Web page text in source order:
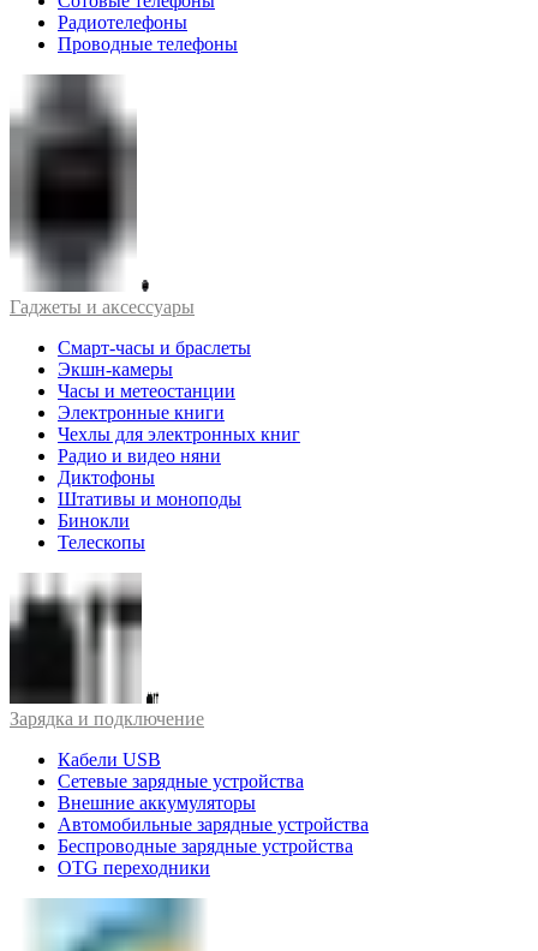
Радиотелефоны
Проводные телефоны
Гаджеты и аксессуары
Смарт-часы и браслеты
Экшн-камеры
Часы и метеостанции
Электронные книги
Чехлы для электронных книг
Радио и видео няни
Диктофоны
Штативы и моноподы
Бинокли
Телескопы
Зарядка и подключение
Кабели USB
Сетевые зарядные устройства
Внешние аккумуляторы
Автомобильные зарядные устройства
Беспроводные зарядные устройства
OTG переходники